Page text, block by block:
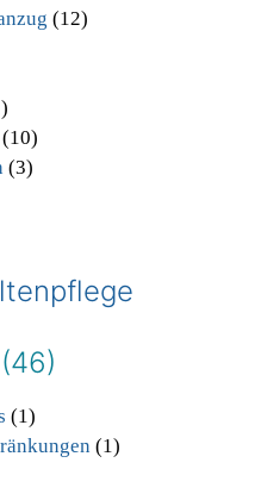
(12)
(10)
(3)
(46)
(1)
(1)